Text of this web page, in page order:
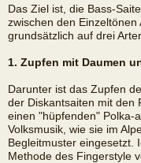
Das Ziel ist, die Bass-
zwischen den
grundsätzlich auf drei
1. Zupfen mit Daumen
Darunter ist das Zupfen
der Diskantsaiten mit den
einen "hüpfenden" Polka-
Volksmusik, wie sie im
Begleitmuster eingesetzt.
Methode des Fingerstyle